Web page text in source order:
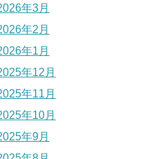
年3月
年2月
年1月
年12月
年11月
年10月
年9月